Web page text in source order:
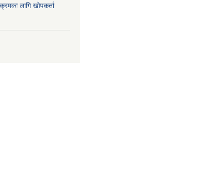
लागि खोपकर्ता